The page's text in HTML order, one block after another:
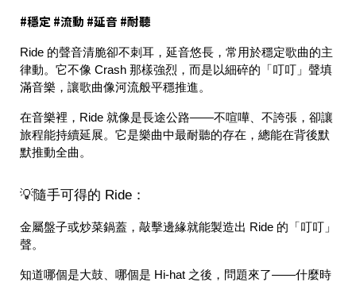
#穩定 #流動 #延音 #耐聽
Ride 的聲音清脆卻不刺耳，延音悠長，常用於穩定歌曲的主
律動。它不像 Crash 那樣強烈，而是以細碎的「叮叮」聲填
滿音樂，讓歌曲像河流般平穩推進。
在音樂裡，Ride 就像是長途公路——不喧嘩、不誇張，卻讓
旅程能持續延展。它是樂曲中最耐聽的存在，總能在背後默
默推動全曲。
💡隨手可得的 Ride：
金屬盤子或炒菜鍋蓋，敲擊邊緣就能製造出 Ride 的「叮叮」
聲。
知道哪個是大鼓、哪個是 Hi-hat 之後，問題來了——什麼時